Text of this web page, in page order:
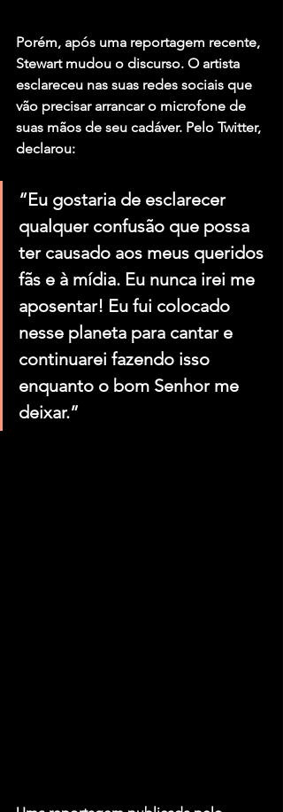
Porém, após uma reportagem recente,
Stewart mudou o discurso. O artista
esclareceu nas suas redes sociais que
vão precisar arrancar o microfone de
suas mãos de seu cadáver. Pelo Twitter,
declarou:
“Eu gostaria de esclarecer
qualquer confusão que possa
ter causado aos meus queridos
fãs e à mídia. Eu nunca irei me
aposentar! Eu fui colocado
nesse planeta para cantar e
continuarei fazendo isso
enquanto o bom Senhor me
deixar.”